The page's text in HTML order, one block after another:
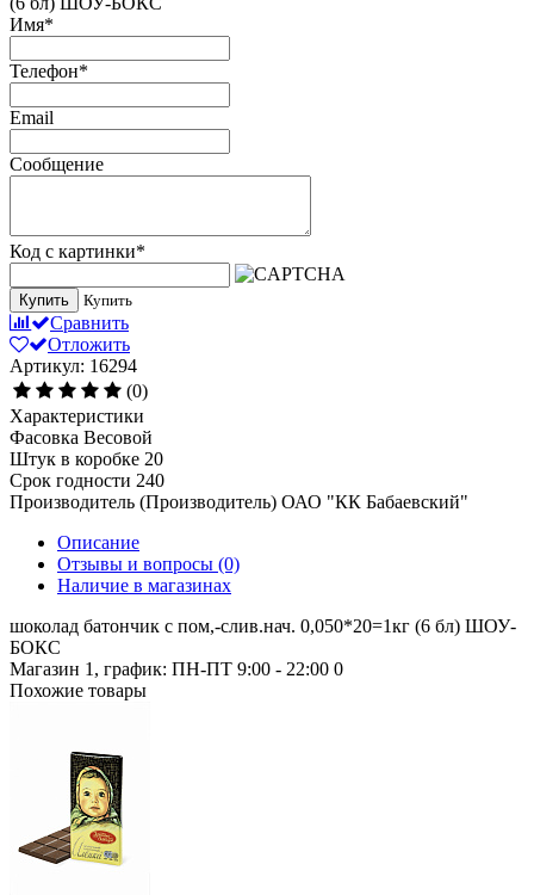
Имя*
Телефон*
Email
Сообщение
Код с картинки*
Купить Купить
Сравнить
Отложить
Артикул: 16294
(0)
Характеристики
Фасовка Весовой
Штук в коробке 20
Срок годности 240
Производитель (Производитель) ОАО "КК Бабаевский"
Описание
Отзывы и вопросы (0)
Наличие в магазинах
шоколад батончик с пом,-слив.нач. 0,050*20=1кг (6 бл) ШОУ-
БОКС
Магазин 1, график: ПН-ПТ 9:00 - 22:00 0
Похожие товары